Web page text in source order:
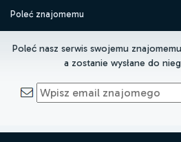
Poleć znajomemu
Poleć nasz serwis swojemu
a zostanie wysłane do